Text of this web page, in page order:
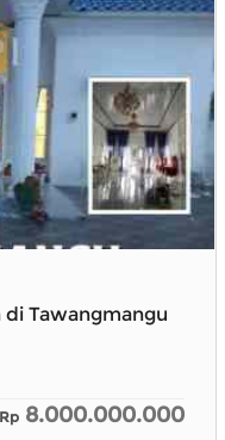
di Tawangmangu
Rp 8.000.000.000